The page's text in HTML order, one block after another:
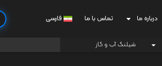
درباره ما تماس با ما فارسی
شیلنگ آب و گاز